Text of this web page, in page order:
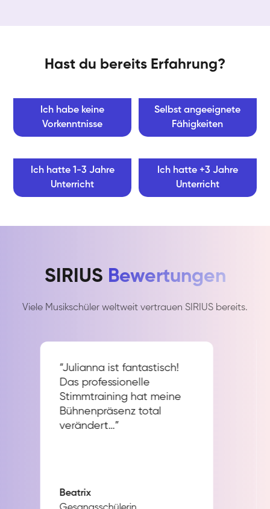
Hast du bereits Erfahrung?
Ich habe keine
Vorkenntnisse
Selbst angeeignete
Fähigkeiten
Ich hatte 1-3 Jahre
Unterricht
Ich hatte +3 Jahre
Unterricht
SIRIUS Bewertungen
Viele Musikschüler weltweit vertrauen SIRIUS bereits.
“Julianna ist fantastisch!
Das professionelle
Stimmtraining hat meine
Bühnenpräsenz total
verändert…”
Beatrix